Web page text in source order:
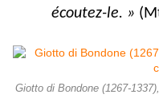
écoutez-le. »
Giotto di Bondone (1267-